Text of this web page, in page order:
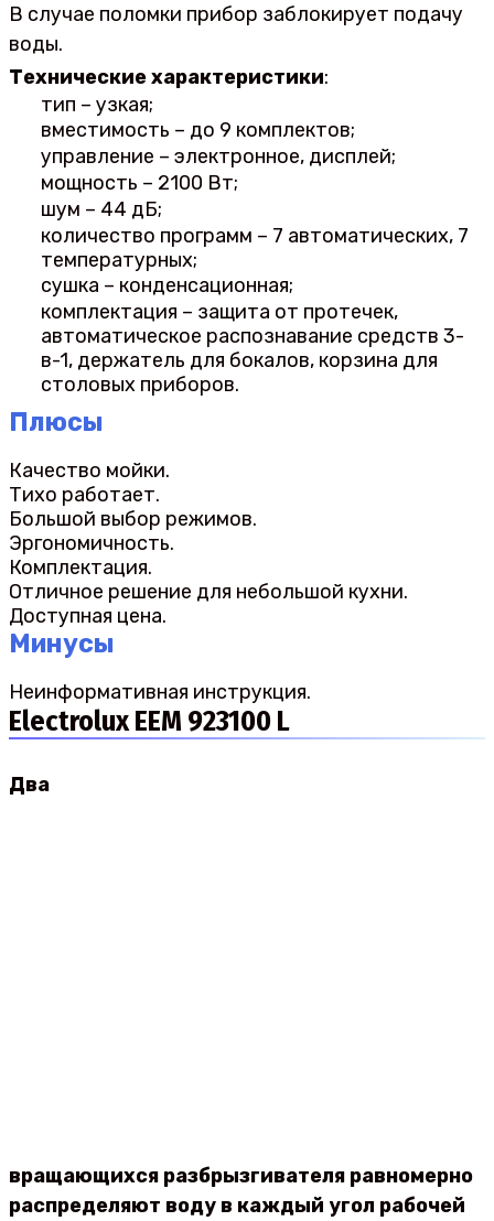
В случае поломки прибор заблокирует подачу
воды.
Технические характеристики:
тип – узкая;
вместимость – до 9 комплектов;
управление – электронное, дисплей;
мощность – 2100 Вт;
шум – 44 дБ;
количество программ – 7 автоматических, 7
температурных;
сушка – конденсационная;
комплектация – защита от протечек,
автоматическое распознавание средств 3-
в-1, держатель для бокалов, корзина для
столовых приборов.
Плюсы
Качество мойки.
Тихо работает.
Большой выбор режимов.
Эргономичность.
Комплектация.
Отличное решение для небольшой кухни.
Доступная цена.
Минусы
Неинформативная инструкция.
Electrolux EEM 923100 L
Два
вращающихся разбрызгивателя равномерно
распределяют воду в каждый угол рабочей